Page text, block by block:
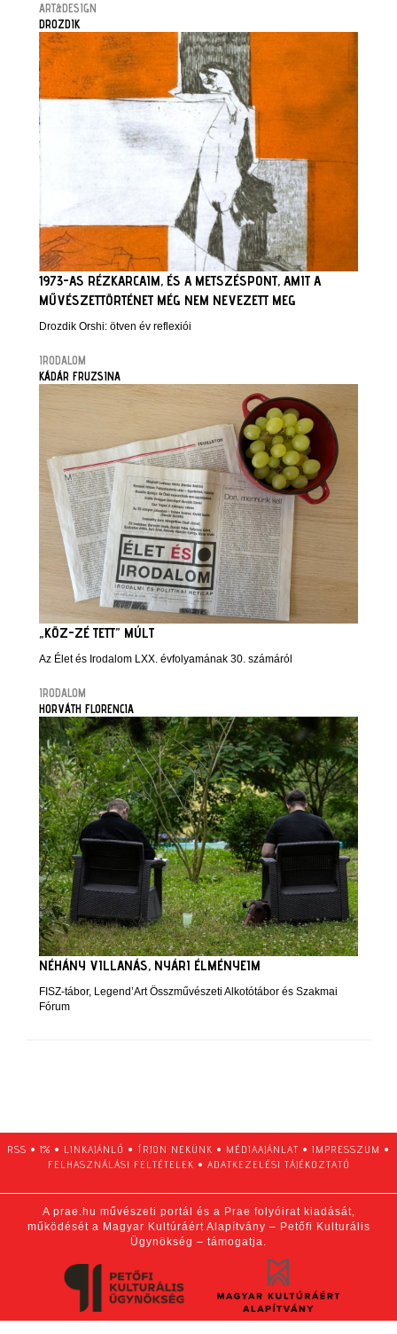
ART&DESIGN
DROZDIK
1973-AS RÉZKARCAIM, ÉS A METSZÉSPONT, AMIT A
MŰVÉSZETTÖRTÉNET MÉG NEM NEVEZETT MEG
Drozdik Orshi: ötven év reflexiói
IRODALOM
KÁDÁR FRUZSINA
„KÖZ-ZÉ TETT” MÚLT
Az Élet és Irodalom LXX. évfolyamának 30. számáról
IRODALOM
HORVÁTH FLORENCIA
NÉHÁNY VILLANÁS, NYÁRI ÉLMÉNYEIM
FISZ-tábor, Legend’Art Összművészeti Alkotótábor és Szakmai
Fórum
RSS • 1% • LINKAJÁNLÓ • ÍRJON NEKÜNK • MÉDIAAJÁNLAT • IMPRESSZUM •
FELHASZNÁLÁSI FELTÉTELEK • ADATKEZELÉSI TÁJÉKOZTATÓ
A prae.hu művészeti portál és a Prae folyóirat kiadását,
működését a Magyar Kultúráért Alapítvány – Petőfi Kulturális
Ügynökség – támogatja.